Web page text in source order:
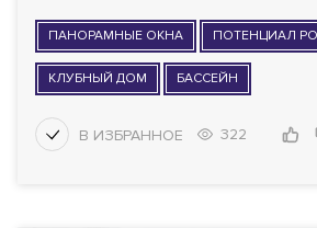
Все варианты
ПОКАЗАТЬ
ПАНОРАМНЫЕ ОКНА ПОТЕНЦИАЛ
КЛУБНЫЙ ДОМ БАССЕЙН
322